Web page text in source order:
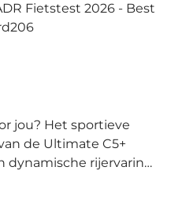
Fietstest 2026 - Best
de Ultimate C5+
dynamische rijervaring.
de luchtgeveerde
zadelpen, die